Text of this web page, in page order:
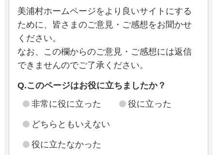
美浦村ホームページをより良いサイトにする
ために、皆さまのご意見・ご感想をお聞かせ
ください。
なお、この欄からのご意見・ご感想には返信
できませんのでご了承ください。
Q.このページはお役に立ちましたか？
非常に役に立った
役に立った
どちらともいえない
役に立たなかった